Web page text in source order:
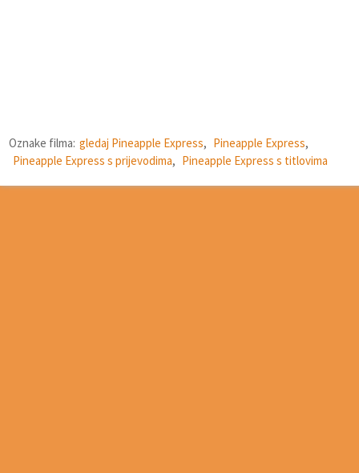
Oznake filma: gledaj Pineapple Express, Pineapple Express,
Pineapple Express s prijevodima, Pineapple Express s titlovima